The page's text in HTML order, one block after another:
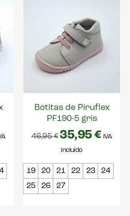
Botitas de Piruflex
PF190-5 gris
46,95€ 35,95€ IVA
incluído
19 20 21 22 23
24
25
26 27